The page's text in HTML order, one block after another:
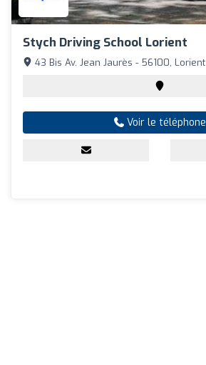
Stych Driving School Lorient
43 Bis Av. Jean Jaurès - 56100, Lorient
Voir le téléphone